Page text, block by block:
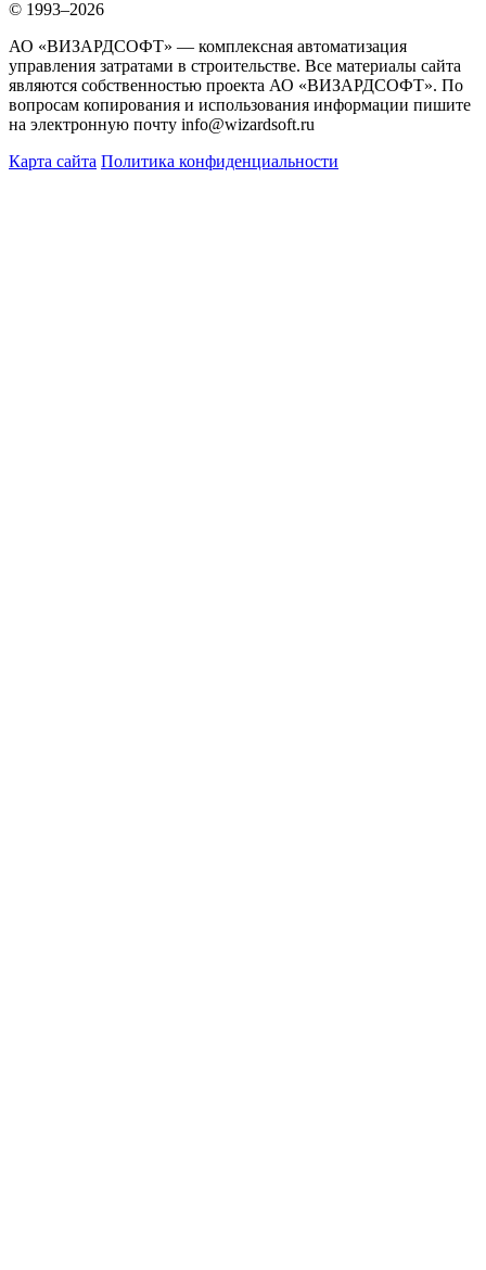
© 1993–2026
АО «ВИЗАРДСОФТ» — комплексная автоматизация
управления затратами в строительстве. Все материалы сайта
являются собственностью проекта АО «ВИЗАРДСОФТ». По
вопросам копирования и использования информации пишите
на электронную почту info@wizardsoft.ru
Карта сайта Политика конфиденциальности